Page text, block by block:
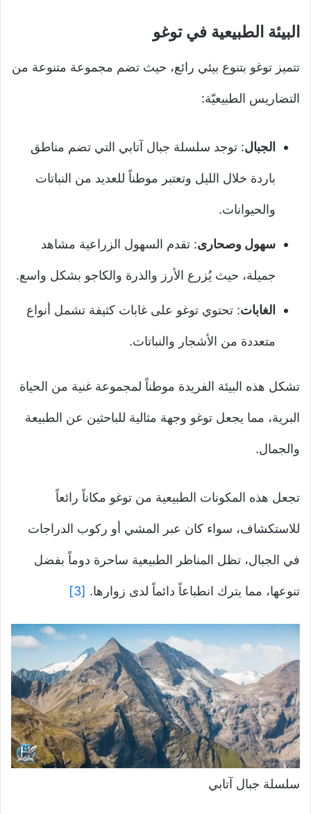
البيئة الطبيعية في توغو
تتميز توغو بتنوع بيئي رائع، حيث تضم مجموعة متنوعة من
التضاريس الطبيعيّة:
الجبال: توجد سلسلة جبال آتابي التي تضم مناطق
باردة خلال الليل وتعتبر موطناً للعديد من النباتات
والحيوانات.
سهول وصحارى: تقدم السهول الزراعية مشاهد
جميلة، حيث يُزرع الأرز والذرة والكاجو بشكل واسع.
الغابات: تحتوي توغو على غابات كثيفة تشمل أنواع
متعددة من الأشجار والنباتات.
تشكل هذه البيئة الفريدة موطناً لمجموعة غنية من الحياة
البرية، مما يجعل توغو وجهة مثالية للباحثين عن الطبيعة
والجمال.
تجعل هذه المكونات الطبيعية من توغو مكاناً رائعاً
للاستكشاف، سواء كان عبر المشي أو ركوب الدراجات
في الجبال، تظل المناظر الطبيعية ساحرة دوماً بفضل
تنوعها، مما يترك انطباعاً دائماً لدى زوارها. [3]
سلسلة جبال آتابي